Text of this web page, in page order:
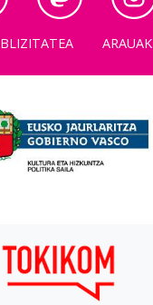
ARAUAK